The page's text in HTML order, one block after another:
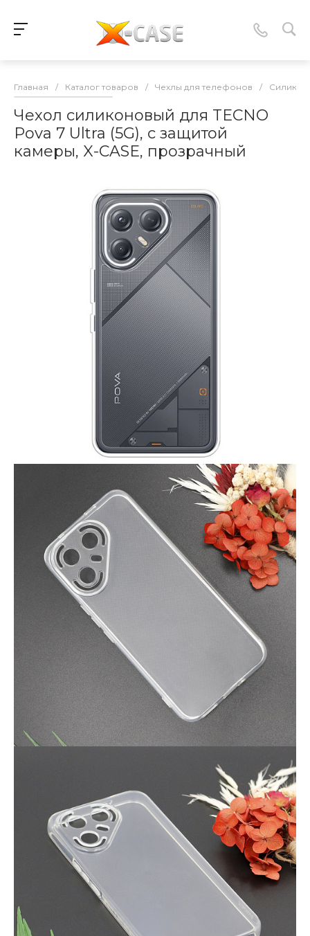
Главная / Каталог товаров / Чехлы для телефонов /
Чехол силиконовый для TECNO
Pova 7 Ultra (5G), с защитой
камеры, X-CASE, прозрачный